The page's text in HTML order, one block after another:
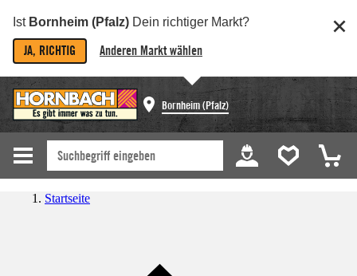
Ist Bornheim (Pfalz) Dein richtiger Markt?
JA, RICHTIG Anderen Markt wählen
Bornheim (Pfalz)
Startseite